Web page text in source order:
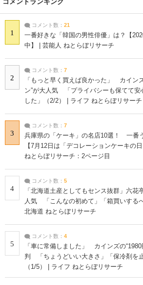
1
コメント数： 21
一番好きな「韓国の男性俳優」は？【
中】 | 芸能人 ねとらぼリサーチ
2
コメント数： 7
「もっと早く買えば良かった」 カイン
ン”が大人気 「プライバシーも保てて安
した」（2/2） | ライフ ねとらぼリサーチ
3
コメント数： 7
兵庫県の「ケーキ」の名店10選！ 一番
【7月12日は「デコレーションケーキの
ねとらぼリサーチ：2ページ目
4
コメント数： 5
「北海道土産としてもセンス抜群」六花
人気 「こんなの初めて」「箱買いする
北海道 ねとらぼリサーチ
5
コメント数： 4
「車に常備しました」 カインズの
判 「ちょうどいい大きさ」「保冷剤を
（1/5） | ライフ ねとらぼリサーチ